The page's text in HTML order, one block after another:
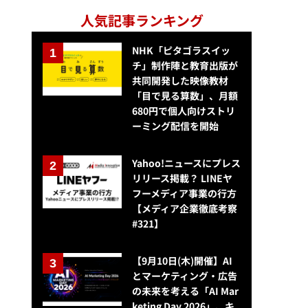
人気記事ランキング
NHK「ピタゴラスイッ
チ」制作陣と教育出版が
共同開発した映像教材
「目で見る算数」、月額
680円で個人向けストリ
ーミング配信を開始
Yahoo!ニュースにプレス
リリース掲載？ LINEヤ
フーメディア事業の行方
【メディア企業徹底考察
#321】
【9月10日(木)開催】AI
とマーケティング・広告
の未来を考える「AI Mar